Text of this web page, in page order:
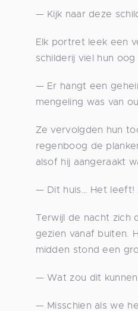
— Kijk naar deze
Elk portret leek een
schilderij viel hun
— Er hangt een
mengeling was van
Ze vervolgden hun
regenboog de
alsof hij aangeraakt
— Dit huis… Het leeft!
Terwijl de nacht zich
gezien vanaf buiten.
midden stond een
— Wat zou dit
— Misschien als we